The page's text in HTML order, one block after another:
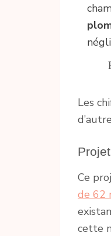
Les
Ce
de 62
cette